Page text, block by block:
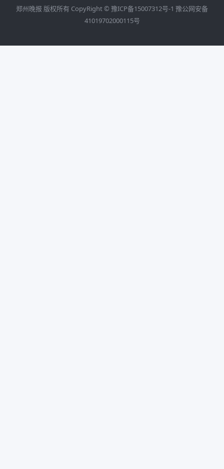
郑州晚报 版权所有 CopyRight © 豫ICP备15007312号-1 豫公网安备
41019702000115号